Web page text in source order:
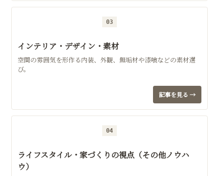
03
インテリア・デザイン・素材
空間の雰囲気を形作る内装、外観、無垢材や漆喰などの素材選
び。
記事を見る →
04
ライフスタイル・家づくりの視点（その他ノウハ
ウ）